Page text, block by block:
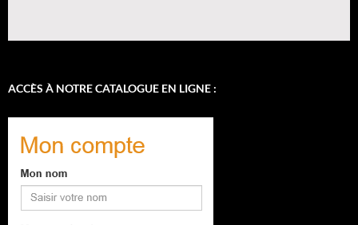
ACCÈS À NOTRE CATALOGUE EN LIGNE :